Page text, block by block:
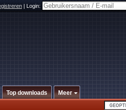
|Login:
Top downloads Meer